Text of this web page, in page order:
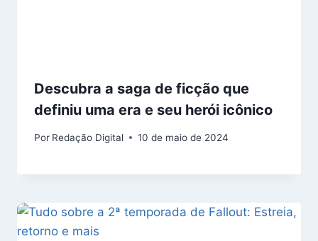
Descubra a saga de ficção que
definiu uma era e seu herói icônico
Por Redação Digital 10 de maio de 2024